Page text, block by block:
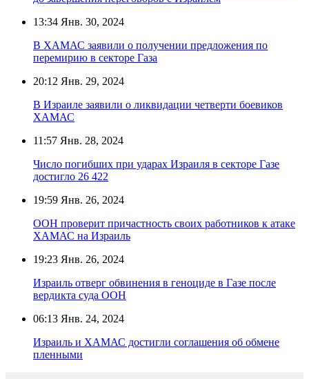
13:34 Янв. 30, 2024
В ХАМАС заявили о получении предложения по
перемирию в секторе Газа
20:12 Янв. 29, 2024
В Израиле заявили о ликвидации четверти боевиков
ХАМАС
11:57 Янв. 28, 2024
Число погибших при ударах Израиля в секторе Газе
достигло 26 422
19:59 Янв. 26, 2024
ООН проверит причастность своих работников к атаке
ХАМАС на Израиль
19:23 Янв. 26, 2024
Израиль отверг обвинения в геноциде в Газе после
вердикта суда ООН
06:13 Янв. 24, 2024
Израиль и ХАМАС достигли соглашения об обмене
пленными